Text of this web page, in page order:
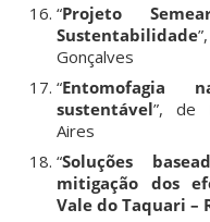
“Projeto
Sustentabilidade
Gonçalves
“Entomofagia
sustentável”, de
Aires
“Soluções
mitigação dos
Vale do Taquari –